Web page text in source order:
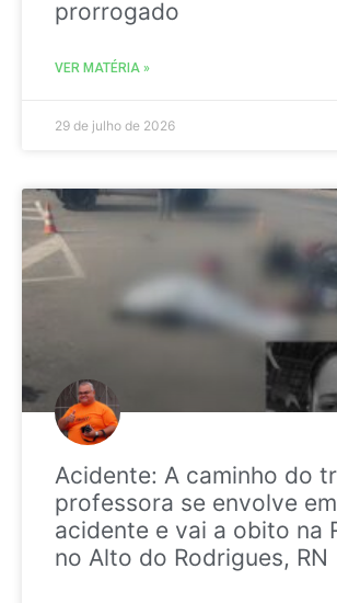
prorrogado
VER MATÉRIA »
29 de julho de 2026
Acidente: A caminho do
professora se envolve em
acidente e vai a obito na
no Alto do Rodrigues, RN